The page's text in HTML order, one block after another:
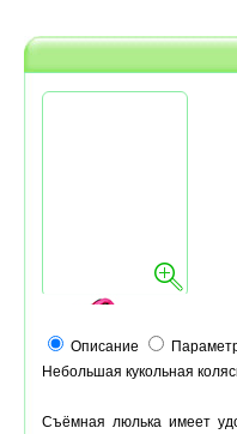
Описание
Небольшая кукольная
Съёмная люлька имеет